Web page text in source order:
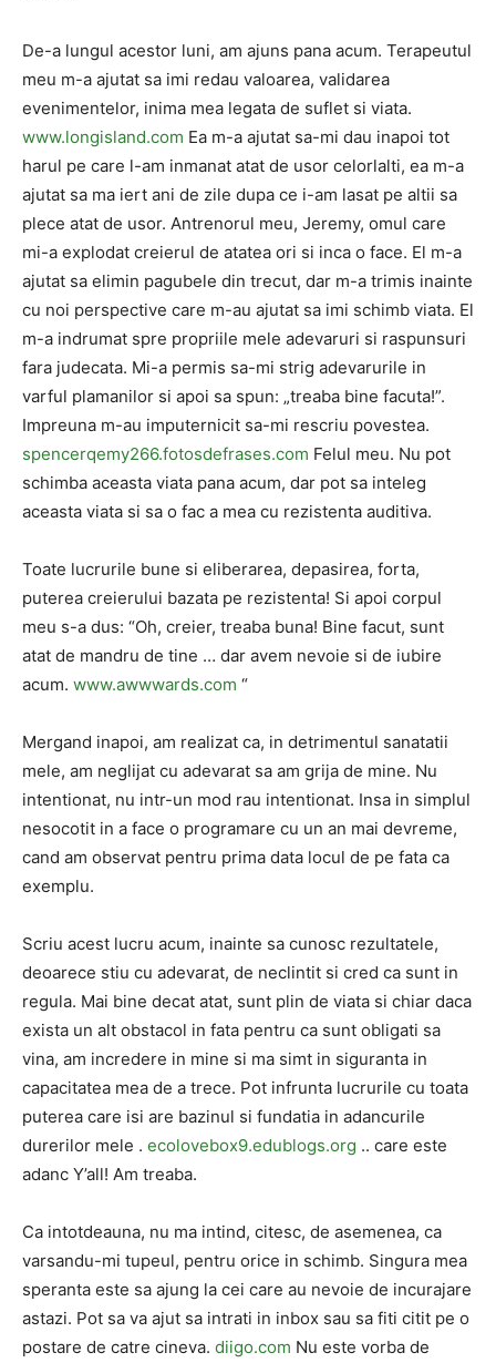
De-a lungul acestor luni, am ajuns pana acum. Terapeutul
meu m-a ajutat sa imi redau valoarea, validarea
evenimentelor, inima mea legata de suflet si viata.
www.longisland.com Ea m-a ajutat sa-mi dau inapoi tot
harul pe care l-am inmanat atat de usor celorlalti, ea m-a
ajutat sa ma iert ani de zile dupa ce i-am lasat pe altii sa
plece atat de usor. Antrenorul meu, Jeremy, omul care
mi-a explodat creierul de atatea ori si inca o face. El m-a
ajutat sa elimin pagubele din trecut, dar m-a trimis inainte
cu noi perspective care m-au ajutat sa imi schimb viata. El
m-a indrumat spre propriile mele adevaruri si raspunsuri
fara judecata. Mi-a permis sa-mi strig adevarurile in
varful plamanilor si apoi sa spun: „treaba bine facuta!”.
Impreuna m-au imputernicit sa-mi rescriu povestea.
spencerqemy266.fotosdefrases.com Felul meu. Nu pot
schimba aceasta viata pana acum, dar pot sa inteleg
aceasta viata si sa o fac a mea cu rezistenta auditiva.
Toate lucrurile bune si eliberarea, depasirea, forta,
puterea creierului bazata pe rezistenta! Si apoi corpul
meu s-a dus: “Oh, creier, treaba buna! Bine facut, sunt
atat de mandru de tine … dar avem nevoie si de iubire
acum. www.awwwards.com “
Mergand inapoi, am realizat ca, in detrimentul sanatatii
mele, am neglijat cu adevarat sa am grija de mine. Nu
intentionat, nu intr-un mod rau intentionat. Insa in simplul
nesocotit in a face o programare cu un an mai devreme,
cand am observat pentru prima data locul de pe fata ca
exemplu.
Scriu acest lucru acum, inainte sa cunosc rezultatele,
deoarece stiu cu adevarat, de neclintit si cred ca sunt in
regula. Mai bine decat atat, sunt plin de viata si chiar daca
exista un alt obstacol in fata pentru ca sunt obligati sa
vina, am incredere in mine si ma simt in siguranta in
capacitatea mea de a trece. Pot infrunta lucrurile cu toata
puterea care isi are bazinul si fundatia in adancurile
durerilor mele . ecolovebox9.edublogs.org .. care este
adanc Y’all! Am treaba.
Ca intotdeauna, nu ma intind, citesc, de asemenea, ca
varsandu-mi tupeul, pentru orice in schimb. Singura mea
speranta este sa ajung la cei care au nevoie de incurajare
astazi. Pot sa va ajut sa intrati in inbox sau sa fiti citit pe o
postare de catre cineva. diigo.com Nu este vorba de